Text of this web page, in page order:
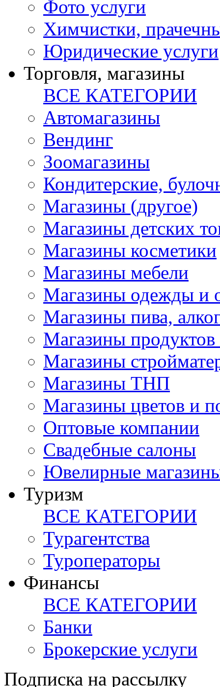
Фото услуги
Химчистки,
Юридические услуги
Торговля, магазины
ВСЕ КАТЕГОРИИ
Автомагазины
Вендинг
Зоомагазины
Кондитерские,
Магазины (другое)
Магазины детских
Магазины косметики
Магазины мебели
Магазины одежды и
Магазины пива,
Магазины продуктов
Магазины
Магазины ТНП
Магазины цветов и
Оптовые компании
Свадебные салоны
Ювелирные
Туризм
ВСЕ КАТЕГОРИИ
Турагентства
Туроператоры
Финансы
ВСЕ КАТЕГОРИИ
Банки
Брокерские услуги
Подписка на рассылку